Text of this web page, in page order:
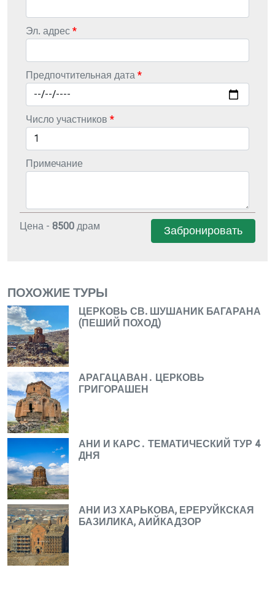
Эл. адрес
Предпочтительная дата
Число участников
Примечание
Цена - 8500 драм Забронировать
ПОХОЖИЕ ТУРЫ
ЦЕРКОВЬ СВ. ШУШАНИК БАГАРАНА
(ПЕШИЙ ПОХОД)
АРАГАЦАВАН․ ЦЕРКОВЬ
ГРИГОРАШЕН
АНИ И КАРС․ ТЕМАТИЧЕСКИЙ ТУР 4
ДНЯ
АНИ ИЗ ХАРЬКОВА, ЕРЕРУЙКСКАЯ
БАЗИЛИКА, АИЙКАДЗОР